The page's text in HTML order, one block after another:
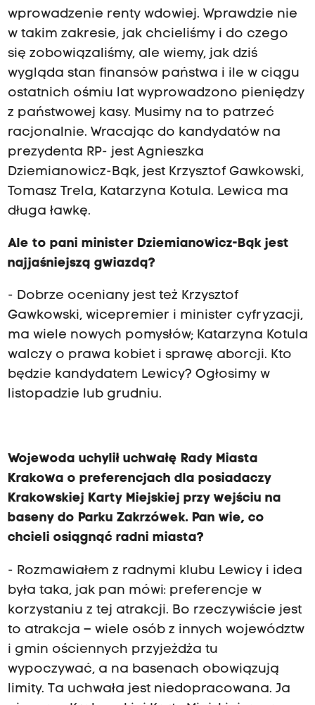
wprowadzenie renty wdowiej. Wprawdzie nie
w takim zakresie, jak chcieliśmy i do czego
się zobowiązaliśmy, ale wiemy, jak dziś
wygląda stan finansów państwa i ile w ciągu
ostatnich ośmiu lat wyprowadzono pieniędzy
z państwowej kasy. Musimy na to patrzeć
racjonalnie. Wracając do kandydatów na
prezydenta RP- jest Agnieszka
Dziemianowicz-Bąk, jest Krzysztof Gawkowski,
Tomasz Trela, Katarzyna Kotula. Lewica ma
długa ławkę.
Ale to pani minister Dziemianowicz-Bąk jest
najjaśniejszą gwiazdą?
- Dobrze oceniany jest też Krzysztof
Gawkowski, wicepremier i minister cyfryzacji,
ma wiele nowych pomysłów; Katarzyna Kotula
walczy o prawa kobiet i sprawę aborcji. Kto
będzie kandydatem Lewicy? Ogłosimy w
listopadzie lub grudniu.
Wojewoda uchylił uchwałę Rady Miasta
Krakowa o preferencjach dla posiadaczy
Krakowskiej Karty Miejskiej przy wejściu na
baseny do Parku Zakrzówek. Pan wie, co
chcieli osiągnąć radni miasta?
- Rozmawiałem z radnymi klubu Lewicy i idea
była taka, jak pan mówi: preferencje w
korzystaniu z tej atrakcji. Bo rzeczywiście jest
to atrakcja – wiele osób z innych województw
i gmin ościennych przyjeżdża tu
wypoczywać, a na basenach obowiązują
limity. Ta uchwała jest niedopracowana. Ja